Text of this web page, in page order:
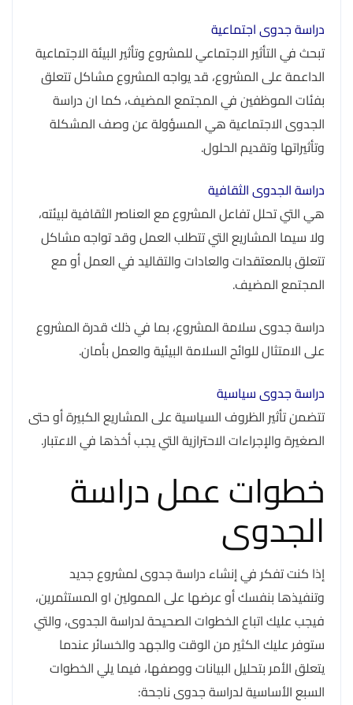
دراسة جدوى اجتماعية
تبحث في التأثير الاجتماعي للمشروع وتأثير البيئة الاجتماعية
الداعمة على المشروع، قد يواجه المشروع مشاكل تتعلق
بفئات الموظفين في المجتمع المضيف، كما ان دراسة
الجدوى الاجتماعية هي المسؤولة عن وصف المشكلة
وتأثيراتها وتقديم الحلول.
دراسة الجدوى الثقافية
هي التي تحلل تفاعل المشروع مع العناصر الثقافية لبيئته،
ولا سيما المشاريع التي تتطلب العمل وقد تواجه مشاكل
تتعلق بالمعتقدات والعادات والتقاليد في العمل أو مع
المجتمع المضيف.
دراسة جدوى سلامة المشروع، بما في ذلك قدرة المشروع
على الامتثال للوائح السلامة البيئية والعمل بأمان.
دراسة جدوى سياسية
تتضمن تأثير الظروف السياسية على المشاريع الكبيرة أو حتى
الصغيرة والإجراءات الاحترازية التي يجب أخذها في الاعتبار.
خطوات عمل دراسة
الجدوى
إذا كنت تفكر في إنشاء دراسة جدوى لمشروع جديد
وتنفيذها بنفسك أو عرضها على الممولين او المستثمرين،
فيجب عليك اتباع الخطوات الصحيحة لدراسة الجدوى، والتي
ستوفر عليك الكثير من الوقت والجهد والخسائر عندما
يتعلق الأمر بتحليل البيانات ووصفها، فيما يلي الخطوات
السبع الأساسية لدراسة جدوى ناجحة: